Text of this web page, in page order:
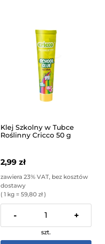
Klej Szkolny w Tubce
Roślinny Cricco 50 g
2,99 zł
zawiera 23% VAT, bez kosztów
dostawy
( 1 kg = 59,80 zł )
- +
szt.